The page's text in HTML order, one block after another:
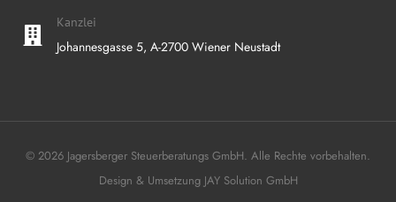
Kanzlei
Johannesgasse 5, A-2700 Wiener Neustadt
© 2026 Jagersberger Steuerberatungs GmbH. Alle Rechte vorbehalten.
Design & Umsetzung JAY Solution GmbH